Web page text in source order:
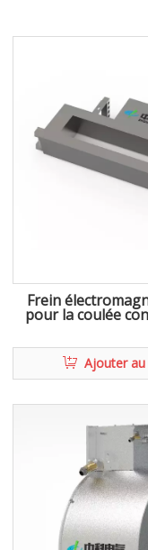
Frein
pour la coulée
Ajouter